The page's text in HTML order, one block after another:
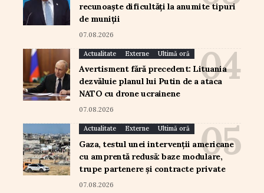
recunoaște dificultăți la anumite tipuri
de muniții
07.08.2026
Actualitate Externe Ultimă oră
Avertisment fără precedent: Lituania
dezvăluie planul lui Putin de a ataca
NATO cu drone ucrainene
07.08.2026
Actualitate Externe Ultimă oră
Gaza, testul unei intervenții americane
cu amprentă redusă: baze modulare,
trupe partenere și contracte private
07.08.2026